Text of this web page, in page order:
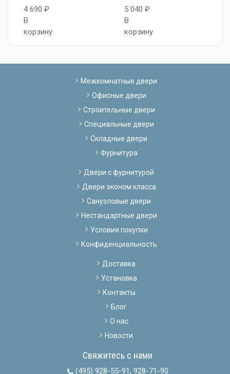
4 690 ₽
В
корзину
5 040 ₽
В
корзину
Межкомнатные двери
Офисные двери
Строительные двери
Специальные двери
Складные двери
Фурнитура
Двери с фурнитурой
Двери эконом класса
Санузловые двери
Нестандартные двери
Условия покупки
Конфиденциальность
Доставка
Установка
Контакты
Блог
О нас
Новости
Свяжитесь с нами
(495) 928-55-91; 928-71-90